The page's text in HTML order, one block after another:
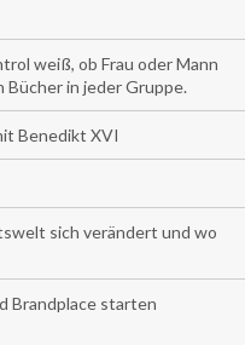
weiß, ob Frau oder Mann
in jeder Gruppe.
Benedikt XVI
sich verändert und wo
Brandplace starten